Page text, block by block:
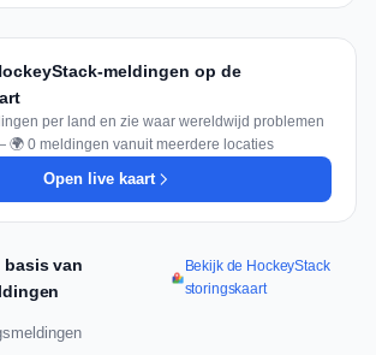
meldingen op de
per land en zie waar wereldwijd problemen
🌍 0 meldingen vanuit meerdere locaties
Open live kaart
basis van
Bekijk de HockeyStack
storingskaart